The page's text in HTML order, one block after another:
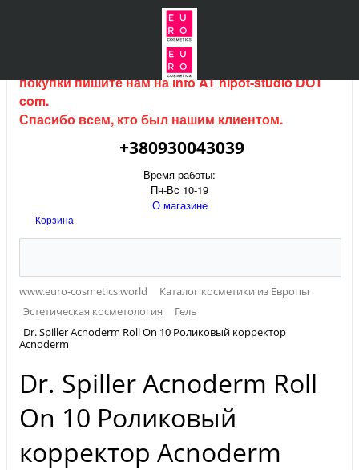
Интернет магазин (данный сайт) продается, для
покупки пишите нам наinfo AT hipot-studio DOT
com.
Спасибо всем, кто был нашим клиентом.
+380930043039
Время работы:
Пн-Вс 10-19
О магазине
Корзина
www.euro-cosmetics.world
Каталог косметики из Европы
Эстетическая косметология
Гель
Dr. Spiller Acnoderm Roll On 10 Роликовый корректор
Acnoderm
Dr. Spiller Acnoderm Roll
On 10 Роликовый
корректор Acnoderm